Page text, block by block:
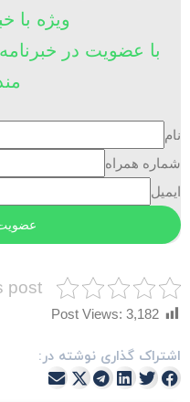
ویژه با
همراه
post
Post Views: 3,182
گذاری نوشته در: